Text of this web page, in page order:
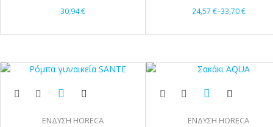
30,94€ 24,57 €–33,70€
ΕΝΔΥΣΗ HORECA ΕΝΔΥΣΗ HORECA